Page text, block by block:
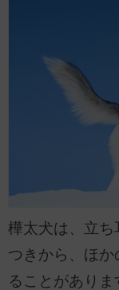
樺太犬は、立
つきから、ほ
ることがありま